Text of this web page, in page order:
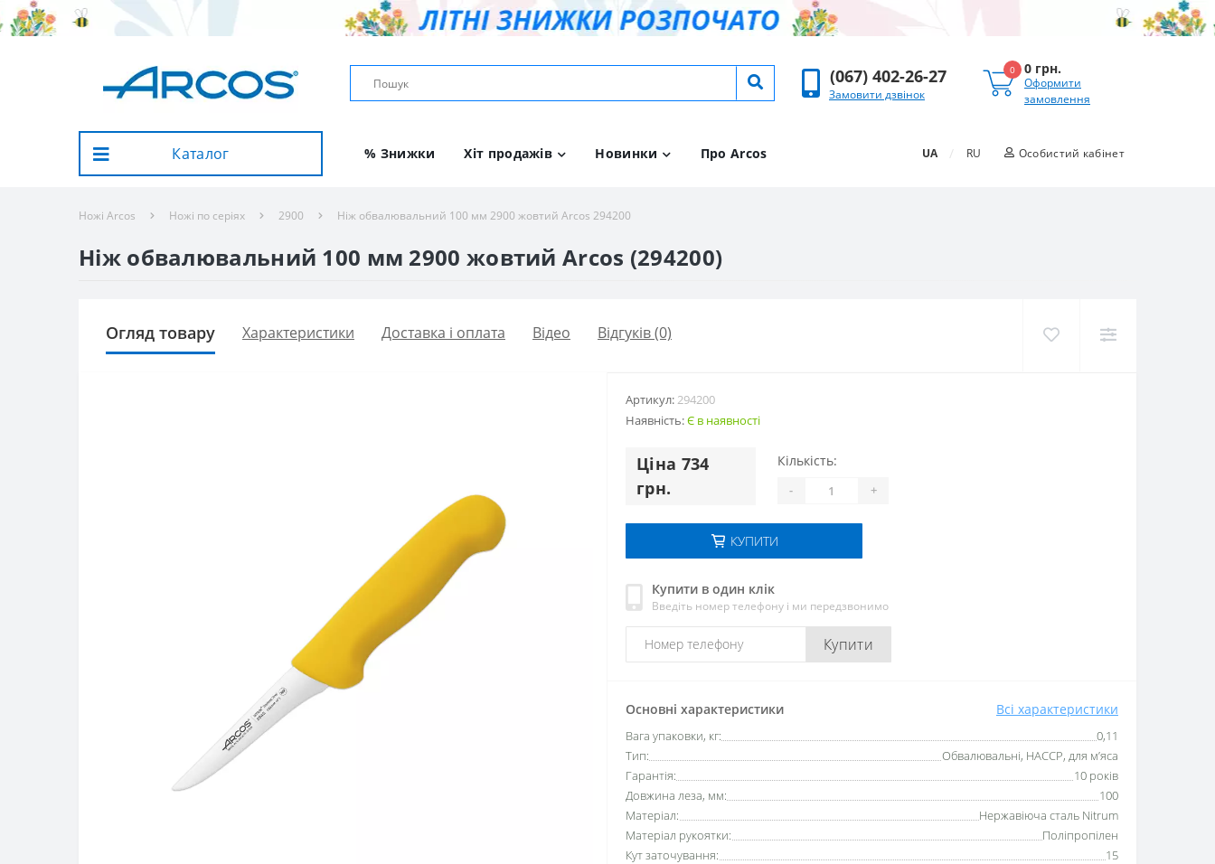
(067) 402-26-27
Замовити дзвінок
0 0 грн.
Оформити
замовлення
Каталог % Знижки Хіт продажів Новинки Про Arcos UA / RU Особистий кабінет
Ножі Arcos Ножі по серіях 2900 Ніж обвалювальний 100 мм 2900 жовтий Arcos 294200
Ніж обвалювальний 100 мм 2900 жовтий Arcos (294200)
Огляд товару Характеристики Доставка і оплата Вiдео Відгуків (0)
Артикул:294200
Наявність:Є в наявності
Цiна 734
грн.
Кількість:
- +
КУПИТИ
Купити в один клік
Введіть номер телефону і ми передзвонимо
Купити
Основні характеристики Всі характеристики
Вага упаковки, кг:
0,11
Тип:
Обвалювальні, HACCP, для м’яса
Гарантія:
10 років
Довжина леза, мм:
100
Матеріал:
Нержавіюча сталь Nitrum
Матеріал рукоятки:
Поліпропілен
Кут заточування:
15